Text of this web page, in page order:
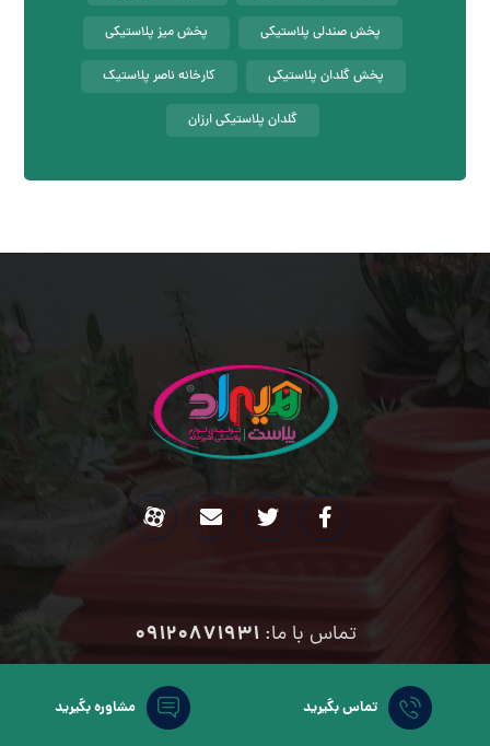
پخش صندلی پلاستیکی پخش میز پلاستیکی
پخش گلدان پلاستیکی کارخانه ناصر پلاستیک
گلدان پلاستیکی ارزان
تماس با ما:09120871931
تماس با ما: ۰۹۱۹۴۰۸۷۹۳۷ تماس بگیرید مشاوره بگیرید